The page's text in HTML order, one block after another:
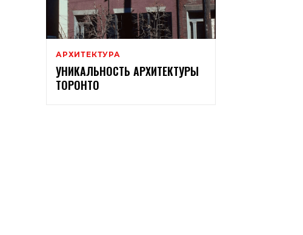
АРХИТЕКТУРА
УНИКАЛЬНОСТЬ АРХИТЕКТУРЫ
ТОРОНТО